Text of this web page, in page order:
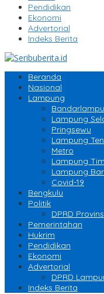
Pendidikan
Ekonomi
Advertorial
Indeks Berita
Beranda
Nasional
Lampung
Lampung
Pringsewu
Lampung
Metro
Lampung
Lampung
Covid-19
Bengkulu
Politik
DPRD
Pemerintahan
Hukrim
Pendidikan
Ekonomi
Advertorial
DPRD
Indeks Berita